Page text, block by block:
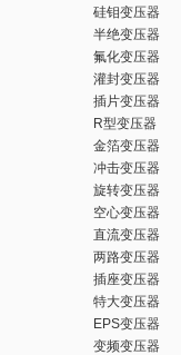
硅钼变压器
半绝变压器
氟化变压器
灌封变压器
插片变压器
R型变压器
金箔变压器
冲击变压器
旋转变压器
空心变压器
直流变压器
两路变压器
插座变压器
特大变压器
EPS变压器
变频变压器